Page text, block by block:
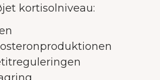
kortisolniveau: